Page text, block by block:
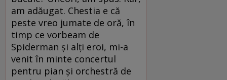
am adăugat. Chestia e că
peste vreo jumate de oră, în
timp ce vorbeam de
Spiderman şi alți eroi, mi-a
venit în minte concertul
pentru pian şi orchestră de